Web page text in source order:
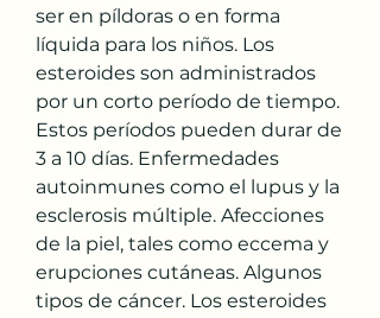
ser en píldoras o en forma
líquida para los niños. Los
esteroides son administrados
por un corto período de tiempo.
Estos períodos pueden durar de
3 a 10 días. Enfermedades
autoinmunes como el lupus y la
esclerosis múltiple. Afecciones
de la piel, tales como eccema y
erupciones cutáneas. Algunos
tipos de cáncer. Los esteroides